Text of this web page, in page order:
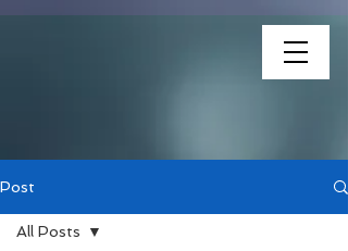
Post
All Posts